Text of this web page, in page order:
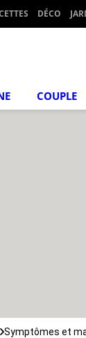
DÉCO
COUPLE
Symptômes et